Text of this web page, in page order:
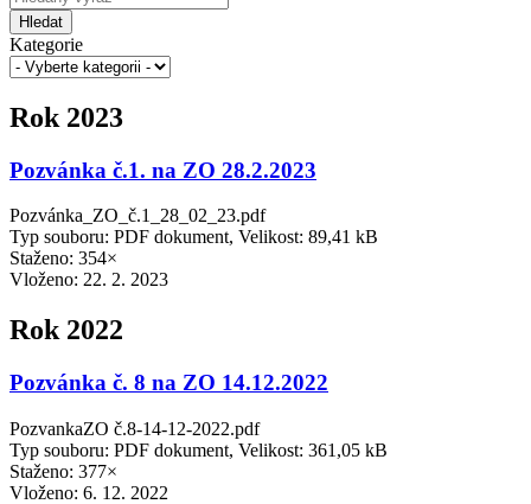
Hledat
Kategorie
Rok 2023
Pozvánka č.1. na ZO 28.2.2023
Pozvánka_ZO_č.1_28_02_23.pdf
Typ souboru: PDF dokument, Velikost: 89,41 kB
Staženo: 354×
Vloženo: 22. 2. 2023
Rok 2022
Pozvánka č. 8 na ZO 14.12.2022
PozvankaZO č.8-14-12-2022.pdf
Typ souboru: PDF dokument, Velikost: 361,05 kB
Staženo: 377×
Vloženo: 6. 12. 2022